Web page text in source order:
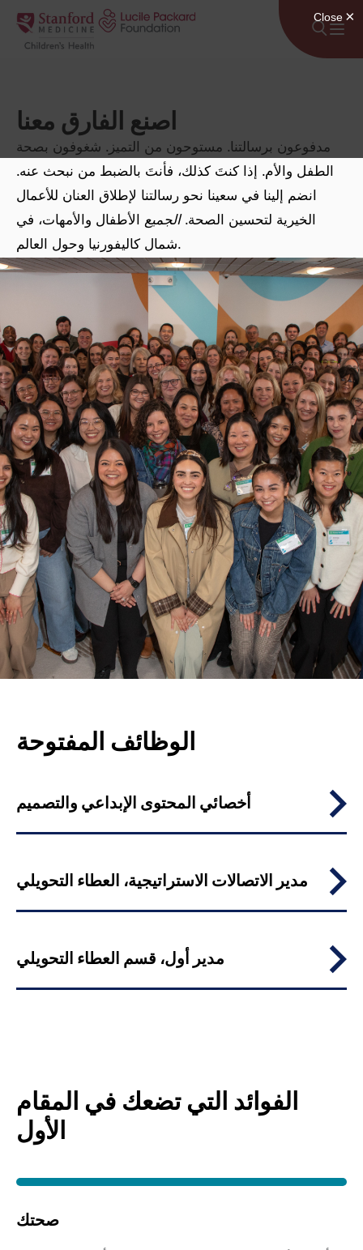
انتقل إلى المحتوى
اصنع الفارق معنا
مدفوعون برسالتنا. مستوحون من التميز. شغوفون بصحة
الطفل والأم. إذا كنتَ كذلك، فأنتَ بالضبط من نبحث عنه.
انضم إلينا في سعينا نحو رسالتنا لإطلاق العنان للأعمال
الخيرية لتحسين الصحة.الجميع الأطفال والأمهات، في
شمال كاليفورنيا وحول العالم.
الوظائف المفتوحة
أخصائي المحتوى الإبداعي والتصميم
مدير الاتصالات الاستراتيجية، العطاء التحويلي
مدير أول، قسم العطاء التحويلي
الفوائد التي تضعك في المقام
الأول
صحتك